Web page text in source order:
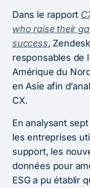
Dans le rapport
who raise their
success,
responsables de
Amérique du
en Asie afin
CX.
En analysant
les entreprises
support, les
données pour
ESG a pu établir